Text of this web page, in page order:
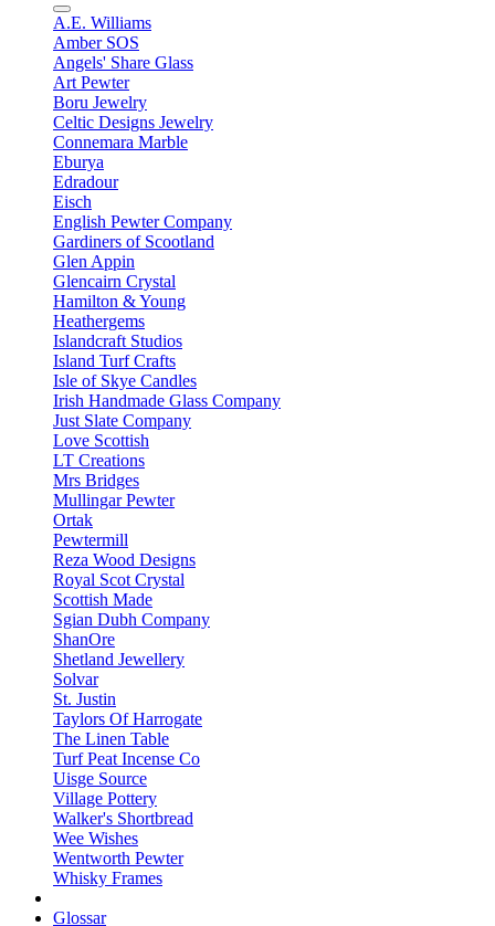
A.E. Williams
Amber SOS
Angels' Share Glass
Art Pewter
Boru Jewelry
Celtic Designs Jewelry
Connemara Marble
Eburya
Edradour
Eisch
English Pewter Company
Gardiners of Scootland
Glen Appin
Glencairn Crystal
Hamilton & Young
Heathergems
Islandcraft Studios
Island Turf Crafts
Isle of Skye Candles
Irish Handmade Glass Company
Just Slate Company
Love Scottish
LT Creations
Mrs Bridges
Mullingar Pewter
Ortak
Pewtermill
Reza Wood Designs
Royal Scot Crystal
Scottish Made
Sgian Dubh Company
ShanOre
Shetland Jewellery
Solvar
St. Justin
Taylors Of Harrogate
The Linen Table
Turf Peat Incense Co
Uisge Source
Village Pottery
Walker's Shortbread
Wee Wishes
Wentworth Pewter
Whisky Frames
Glossar